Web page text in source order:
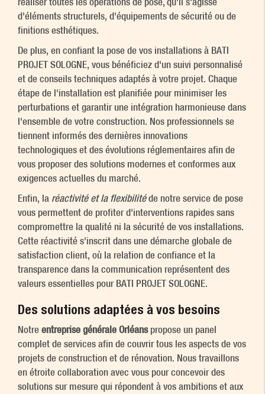
d'éléments structurels, d'équipements de sécurité ou de
finitions esthétiques.
De plus, en confiant la pose de vos installations à BATI
PROJET SOLOGNE, vous bénéficiez d'un suivi personnalisé
et de conseils techniques adaptés à votre projet. Chaque
étape de l'installation est planifiée pour minimiser les
perturbations et garantir une intégration harmonieuse dans
l'ensemble de votre construction. Nos professionnels se
tiennent informés des dernières innovations
technologiques et des évolutions réglementaires afin de
vous proposer des solutions modernes et conformes aux
exigences actuelles du marché.
Enfin, la réactivité et la flexibilitéde notre service de pose
vous permettent de profiter d'interventions rapides sans
compromettre la qualité ni la sécurité de vos installations.
Cette réactivité s'inscrit dans une démarche globale de
satisfaction client, où la relation de confiance et la
transparence dans la communication représentent des
valeurs essentielles pour BATI PROJET SOLOGNE.
Des solutions adaptées à vos besoins
Notre entreprise générale Orléanspropose un panel
complet de services afin de couvrir tous les aspects de vos
projets de construction et de rénovation. Nous travaillons
en étroite collaboration avec vous pour concevoir des
solutions sur mesure qui répondent à vos ambitions et aux